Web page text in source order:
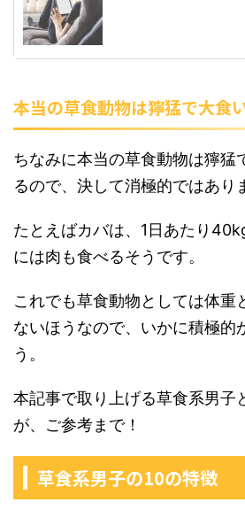
本当の草食動物は獰猛で大食
ちなみに本当の草食動物は獰猛
るので、決して消極的ではあり
たとえばカバは、1日あたり
には肉も食べるそうです。
これでも草食動物としては体重
ないほうなので、いかに積極的
う。
本記事で取り上げる草食系男子
が、ご参考まで！
草食系男子の10の特徴